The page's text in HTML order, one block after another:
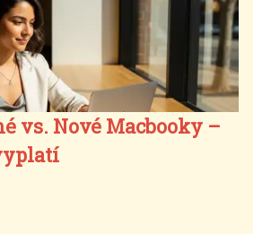
vs. Nové Macbooky –